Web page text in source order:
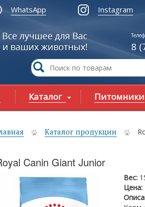
WhatsApp Instagram
8
Каталог Питомники
Каталог продукции
Canin Giant Junior
Вес:
Цена: